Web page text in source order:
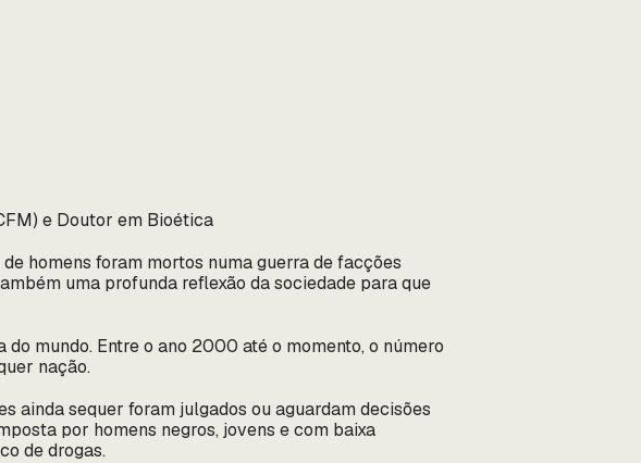
e Doutor em Bioética
homens foram mortos numa guerra de facções
uma profunda reflexão da sociedade para que
mundo. Entre o ano 2000 até o momento, o número
nação.
ainda sequer foram julgados ou aguardam decisões
por homens negros, jovens e com baixa
de drogas.